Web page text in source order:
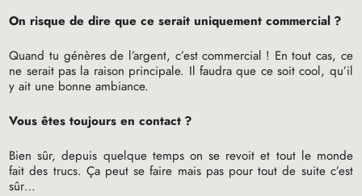
On risque de dire que ce serait uniquement commercial ?
Quand tu génères de l’argent, c’est commercial ! En tout cas, ce
ne serait pas la raison principale. Il faudra que ce soit cool, qu’il
y ait une bonne ambiance.
Vous êtes toujours en contact ?
Bien sûr, depuis quelque temps on se revoit et tout le monde
fait des trucs. Ça peut se faire mais pas pour tout de suite c’est
sûr…